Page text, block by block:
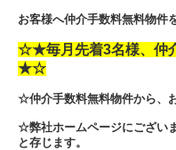
お客様へ仲介手数料無料物件
☆★毎月先着3名様、仲
★☆
☆仲介手数料無料物件から、
☆弊社ホームページにござい
と存じます。